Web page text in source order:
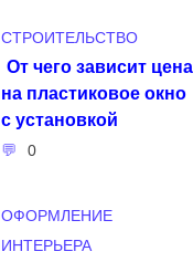
СТРОИТЕЛЬСТВО
От чего зависит цена
на пластиковое окно
с установкой
0
ОФОРМЛЕНИЕ
ИНТЕРЬЕРА